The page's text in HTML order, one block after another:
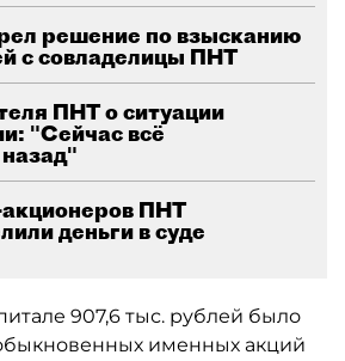
решение по взысканию
с совладелицы ПНТ
ПНТ о ситуации
"Сейчас всё
ПНТ
деньги в суде
907,6 тыс. рублей было
именных акций